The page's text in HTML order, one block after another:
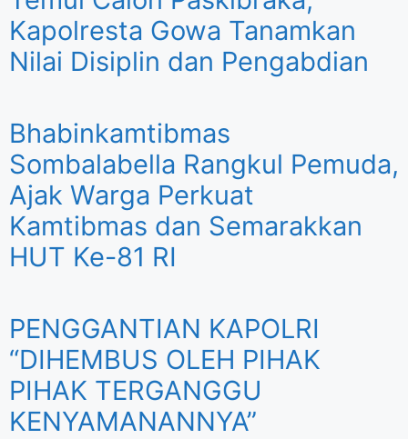
Kapolresta Gowa Tanamkan
Nilai Disiplin dan Pengabdian
Bhabinkamtibmas
Sombalabella Rangkul Pemuda,
Ajak Warga Perkuat
Kamtibmas dan Semarakkan
HUT Ke-81 RI
PENGGANTIAN KAPOLRI
“DIHEMBUS OLEH PIHAK
PIHAK TERGANGGU
KENYAMANANNYA”